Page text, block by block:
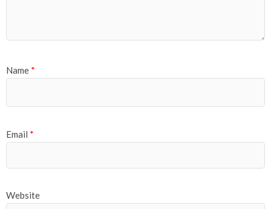
Name *
Email *
Website